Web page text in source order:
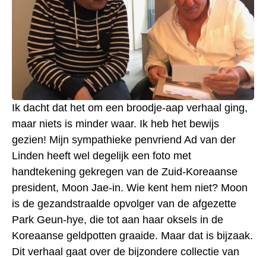
Ik dacht dat het om een broodje-aap verhaal ging,
maar niets is minder waar. Ik heb het bewijs
gezien! Mijn sympathieke penvriend Ad van der
Linden heeft wel degelijk een foto met
handtekening gekregen van de Zuid-Koreaanse
president, Moon Jae-in. Wie kent hem niet? Moon
is de gezandstraalde opvolger van de afgezette
Park Geun-hye, die tot aan haar oksels in de
Koreaanse geldpotten graaide. Maar dat is bijzaak.
Dit verhaal gaat over de bijzondere collectie van